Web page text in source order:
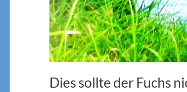
Dies sollte der Fuchs